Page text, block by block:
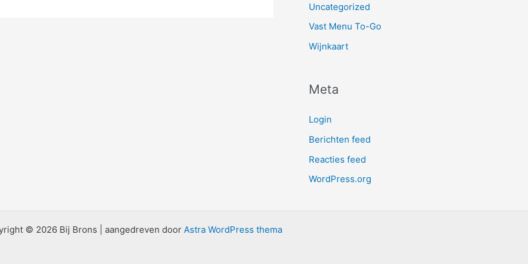
Uncategorized
Vast Menu To-Go
Wijnkaart
Meta
Login
Berichten feed
Reacties feed
WordPress.org
© 2026 Bij Brons | aangedreven door Astra WordPress thema